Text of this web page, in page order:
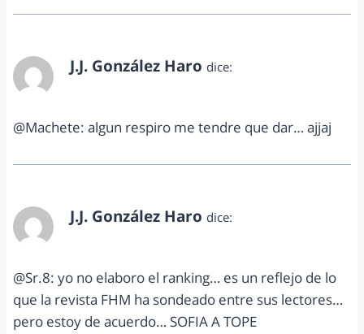
J.J. González Haro dice:
@Machete: algun respiro me tendre que dar… ajjaj
J.J. González Haro dice:
@Sr.8: yo no elaboro el ranking… es un reflejo de lo
que la revista FHM ha sondeado entre sus lectores…
pero estoy de acuerdo… SOFIA A TOPE